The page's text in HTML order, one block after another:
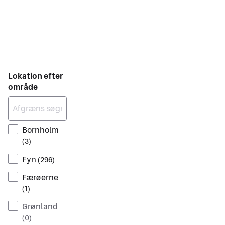
Lokation efter
område
Bornholm
(3)
Fyn (296)
Færøerne
(1)
Grønland
(0)